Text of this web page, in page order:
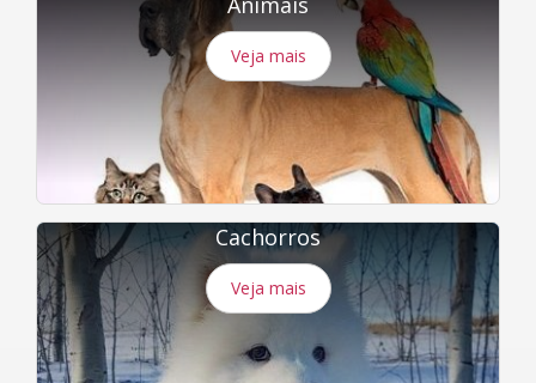
Veja mais
Cachorros
Veja mais